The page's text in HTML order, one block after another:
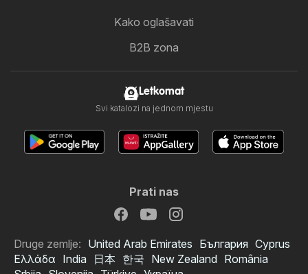
Kako oglašavati
B2B zona
Letkomat
Svi katalozi na jednom mjestu
Prati nas
Druge zemlje: United Arab Emirates България Cyprus
Ελλάδα India 日本 한국 New Zealand România